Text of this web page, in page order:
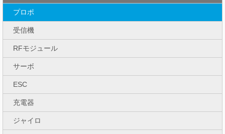
プロポ
受信機
RFモジュール
サーボ
ESC
充電器
ジャイロ